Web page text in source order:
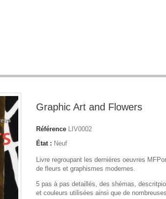
Graphic Art and Flowers
Référence LIV0002
État : Neuf
Livre regroupant les dernières oeuvres
de fleurs et graphismes modernes.
5 pas à pas detaillés, des shémas,
et couleurs utilisées ainsi que de